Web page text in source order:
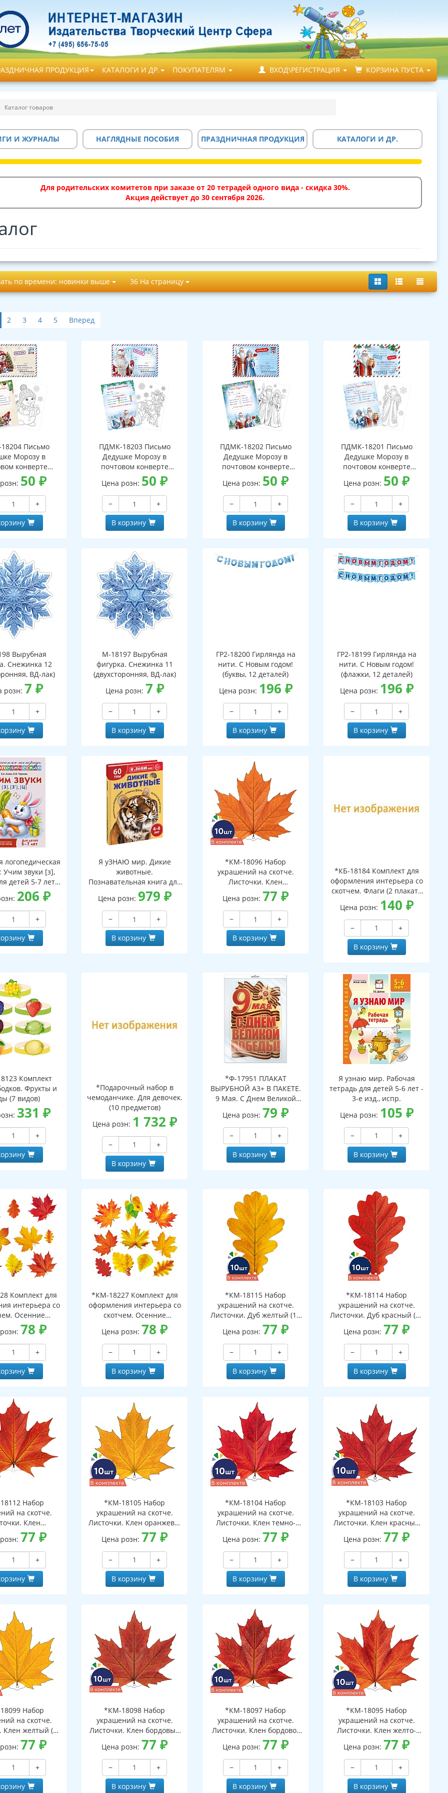
ПРОДУКЦИЯ КАТАЛОГИ И ДР. ПОКУПАТЕЛЯМ ВХОД\РЕГИСТРАЦИЯ КОРЗИНА ПУСТА
Каталог товаров
И ЖУРНАЛЫ НАГЛЯДНЫЕ ПОСОБИЯ ПРАЗДНИЧНАЯ ПРОДУКЦИЯ КАТАЛОГИ И ДР.
Для родительских комитетов при заказе от 20 тетрадей одного вида - скидка 30%.
Акция действует до 30 сентября 2026.
по времени: новинки выше 36 На страницу
2 3 4 5 Вперед
Письмо
Морозу в
конверте
письмо с текстом
на обороте,
фигурка)
50₽
+
ПДМК-18203 Письмо
Дедушке Морозу в
почтовом конверте
(конверт, письмо с текстом
и раскраской на обороте,
вырубная фигурка)
Цена розн: 50₽
−
+
В корзину
ПДМК-18202 Письмо
Дедушке Морозу в
почтовом конверте
(конверт, письмо с текстом
и раскраской на обороте,
вырубная фигурка)
Цена розн: 50₽
−
+
В корзину
ПДМК-18201 Письмо
Дедушке Морозу в
почтовом конверте
(конверт, письмо с текстом
и раскраской на обороте,
вырубная фигурка)
Цена розн: 50₽
−
+
В корзину
Вырубная
Снежинка 12
ВД-лак)
розн: 7 ₽
+
М-18197 Вырубная
фигурка. Снежинка 11
(двухсторонняя, ВД-лак)
Цена розн: 7 ₽
−
+
В корзину
ГР2-18200 Гирлянда на
нити. С Новым годом!
(буквы, 12 деталей)
Цена розн: 196 ₽
−
+
В корзину
ГР2-18199 Гирлянда на
нити. С Новым годом!
(флажки, 12 деталей)
Цена розн: 196 ₽
−
+
В корзину
Учим звуки [з],
детей 5-7 лет -
3-е изд.206 ₽
+
Я уЗНАЮ мир. Дикие
животные.
Познавательная книга для
детей 4-8 лет
Цена розн: 979 ₽
−
+
В корзину
*КМ-18096 Набор
украшений на скотче.
Листочки. Клен
наборе, двухсторонний,
ВД-лак)
Цена розн: 77₽
−
+
В корзину
*КБ-18184 Комплект для
оформления интерьера со
скотчем. Флаги (2 плаката
А3)
Цена розн: 140 ₽
−
+
В корзину
Комплект
Фрукты и
(7 видов)
331 ₽
+
*Подарочный набор в
чемоданчике. Для девочек.
(10 предметов)
Цена розн: 1 732 ₽
−
+
В корзину
*Ф-17951 ПЛАКАТ
ВЫРУБНОЙ А3+ В ПАКЕТЕ.
9 Мая. С Днем Великой
Победы! (двухсторонний,
ВД-лак, в индивидуальной
упаковке, с европодвесом
и клеевым клапаном)
Цена розн: 79₽
−
+
В корзину
Я узнаю мир. Рабочая
тетрадь для детей 5-6 лет -
3-е изд., испр.
Цена розн: 105 ₽
−
+
В корзину
Комплект для
интерьера со
Осенние
2 (10 видов)
78₽
+
*КМ-18227 Комплект для
оформления интерьера со
скотчем. Осенние
листочки-1 (10 видов)
Цена розн: 78₽
−
+
В корзину
*КМ-18115 Набор
украшений на скотче.
Листочки. Дуб желтый (10
шт. в наборе,
двухсторонняя, ВД-лак)
Цена розн: 77₽
−
+
В корзину
*КМ-18114 Набор
украшений на скотче.
Листочки. Дуб красный (10
шт. в наборе,
двухсторонняя, ВД-лак)
Цена розн: 77₽
−
+
В корзину
Набор
на скотче.
Клен
(10 шт. в
ВД-
лак)
77₽
+
*КМ-18105 Набор
украшений на скотче.
Листочки. Клен оранжево-
желтый (10 шт. в наборе,
двухсторонняя, ВД-лак)
Цена розн: 77₽
−
+
В корзину
*КМ-18104 Набор
украшений на скотче.
Листочки. Клен темно-
красный (10 шт. в наборе,
двухсторонняя, ВД-лак)
Цена розн: 77₽
−
+
В корзину
*КМ-18103 Набор
украшений на скотче.
Листочки. Клен красный
(10 шт. в наборе,
двухсторонняя, ВД-лак)
Цена розн: 77₽
−
+
В корзину
Набор
на скотче.
Клен желтый (10
в наборе,
ВД-лак)
77₽
+
*КМ-18098 Набор
украшений на скотче.
Листочки. Клен бордовый
(10 шт. в наборе,
двухсторонняя, ВД-лак)
Цена розн: 77₽
−
+
В корзину
*КМ-18097 Набор
украшений на скотче.
Листочки. Клен бордово-
оранжевый (10 шт. в
наборе, двухсторонний,
ВД-лак)
Цена розн: 77₽
−
+
В корзину
*КМ-18095 Набор
украшений на скотче.
Листочки. Клен желто-
красный (10 шт. в наборе,
двухстороняя, ВД-лак)
Цена розн: 77₽
−
+
В корзину